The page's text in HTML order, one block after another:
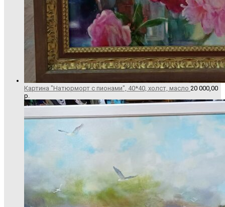
Картина "Натюрморт с пионами", 40*40, холст, масло 20 000,00
р.